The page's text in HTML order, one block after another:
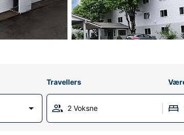
Travellers
2 Voksne